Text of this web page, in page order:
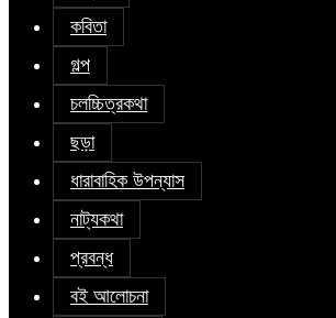
কবিতা
গল্প
চলচ্চিত্রকথা
ছড়া
ধারাবাহিক উপন্যাস
নাট্যকথা
প্রবন্ধ
বই আলোচনা